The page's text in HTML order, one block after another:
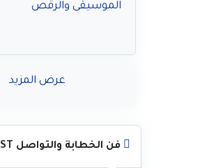
الموسيقى والرقص
عرض المزيد
فن الخطابة والتواصل CATSLIST